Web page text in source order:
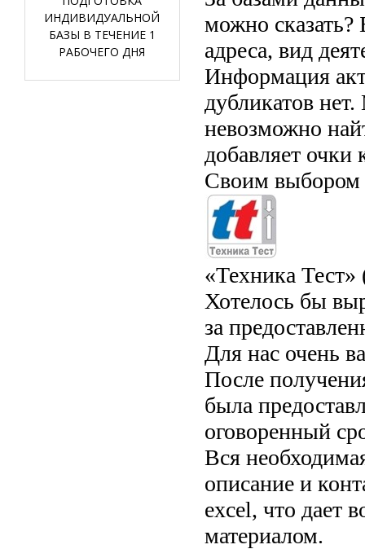
ИНДИВИДУАЛЬНОЙ
БАЗЫ В ТЕЧЕНИЕ 1
РАБОЧЕГО ДНЯ
можно
адреса, вид
Информация
дубликатов
невозможно
добавляет очки
Своим выбором
«Техника Тест»
Хотелось бы
за
Для нас очень
После
была
оговоренный
Вся
описание и
excel, что дает
материалом.